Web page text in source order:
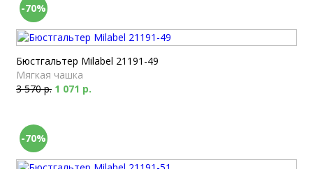
-70%
Бюстгальтер Milabel 21191-49
Мягкая чашка
3 570 р. 1 071 р.
-70%